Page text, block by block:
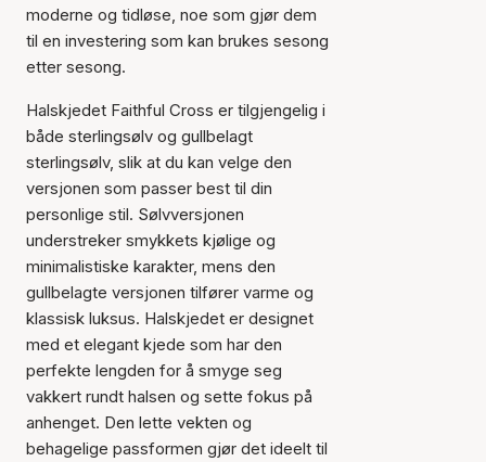
moderne og tidløse, noe som gjør dem
til en investering som kan brukes sesong
etter sesong.
Halskjedet Faithful Cross er tilgjengelig i
både sterlingsølv og gullbelagt
sterlingsølv, slik at du kan velge den
versjonen som passer best til din
personlige stil. Sølvversjonen
understreker smykkets kjølige og
minimalistiske karakter, mens den
gullbelagte versjonen tilfører varme og
klassisk luksus. Halskjedet er designet
med et elegant kjede som har den
perfekte lengden for å smyge seg
vakkert rundt halsen og sette fokus på
anhenget. Den lette vekten og
behagelige passformen gjør det ideelt til